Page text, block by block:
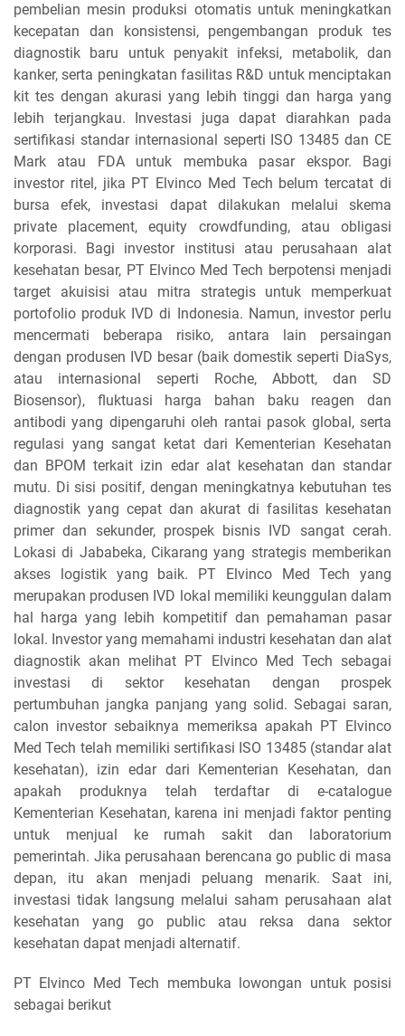
pembelian mesin produksi otomatis untuk meningkatkan
kecepatan dan konsistensi, pengembangan produk tes
diagnostik baru untuk penyakit infeksi, metabolik, dan
kanker, serta peningkatan fasilitas R&D untuk menciptakan
kit tes dengan akurasi yang lebih tinggi dan harga yang
lebih terjangkau. Investasi juga dapat diarahkan pada
sertifikasi standar internasional seperti ISO 13485 dan CE
Mark atau FDA untuk membuka pasar ekspor. Bagi
investor ritel, jika PT Elvinco Med Tech belum tercatat di
bursa efek, investasi dapat dilakukan melalui skema
private placement, equity crowdfunding, atau obligasi
korporasi. Bagi investor institusi atau perusahaan alat
kesehatan besar, PT Elvinco Med Tech berpotensi menjadi
target akuisisi atau mitra strategis untuk memperkuat
portofolio produk IVD di Indonesia. Namun, investor perlu
mencermati beberapa risiko, antara lain persaingan
dengan produsen IVD besar (baik domestik seperti DiaSys,
atau internasional seperti Roche, Abbott, dan SD
Biosensor), fluktuasi harga bahan baku reagen dan
antibodi yang dipengaruhi oleh rantai pasok global, serta
regulasi yang sangat ketat dari Kementerian Kesehatan
dan BPOM terkait izin edar alat kesehatan dan standar
mutu. Di sisi positif, dengan meningkatnya kebutuhan tes
diagnostik yang cepat dan akurat di fasilitas kesehatan
primer dan sekunder, prospek bisnis IVD sangat cerah.
Lokasi di Jababeka, Cikarang yang strategis memberikan
akses logistik yang baik. PT Elvinco Med Tech yang
merupakan produsen IVD lokal memiliki keunggulan dalam
hal harga yang lebih kompetitif dan pemahaman pasar
lokal. Investor yang memahami industri kesehatan dan alat
diagnostik akan melihat PT Elvinco Med Tech sebagai
investasi di sektor kesehatan dengan prospek
pertumbuhan jangka panjang yang solid. Sebagai saran,
calon investor sebaiknya memeriksa apakah PT Elvinco
Med Tech telah memiliki sertifikasi ISO 13485 (standar alat
kesehatan), izin edar dari Kementerian Kesehatan, dan
apakah produknya telah terdaftar di e-catalogue
Kementerian Kesehatan, karena ini menjadi faktor penting
untuk menjual ke rumah sakit dan laboratorium
pemerintah. Jika perusahaan berencana go public di masa
depan, itu akan menjadi peluang menarik. Saat ini,
investasi tidak langsung melalui saham perusahaan alat
kesehatan yang go public atau reksa dana sektor
kesehatan dapat menjadi alternatif.
PT Elvinco Med Tech membuka lowongan untuk posisi
sebagai berikut